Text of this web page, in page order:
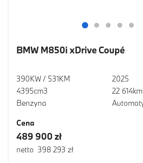
BMW M850i xDrive Coupé
390KW / 531KM
4395cm3
Benzyna
2025
22 614km
Cena
489 900 zł
netto 398 293 zł